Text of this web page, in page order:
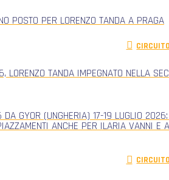
POSTO PER LORENZO TANDA A PRAGA
CIRCUITO
LORENZO TANDA IMPEGNATO NELLA
GYOR (UNGHERIA) 17-19 LUGLIO
ANCHE PER ILARIA VANNI
CIRCUITO